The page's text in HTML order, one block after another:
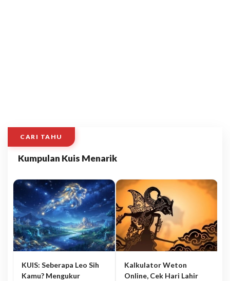
CARI TAHU
Kumpulan Kuis Menarik
KUIS: Seberapa Leo Sih
Kamu? Mengukur
Kalkulator Weton
Online, Cek Hari Lahir